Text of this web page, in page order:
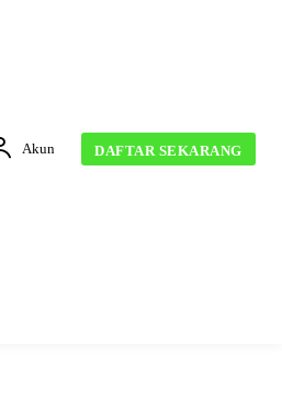
Akun DAFTAR SEKARANG